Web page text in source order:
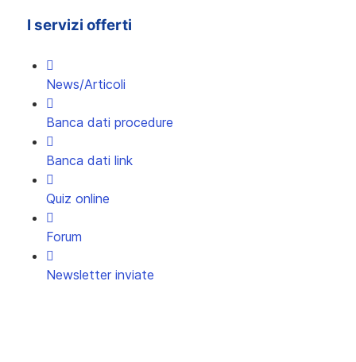
I servizi offerti
News/Articoli
Banca dati procedure
Banca dati link
Quiz online
Forum
Newsletter inviate